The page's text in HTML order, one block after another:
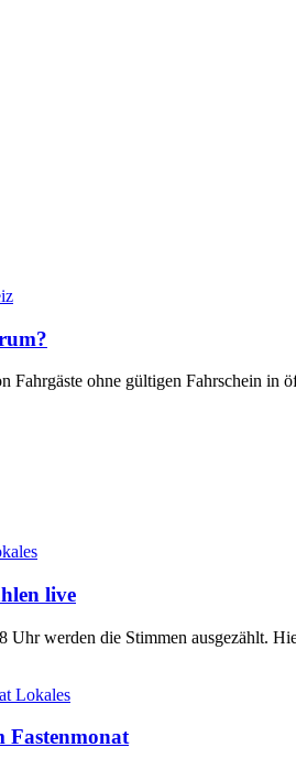
Fahrgäste ohne gültigen Fahrschein
live
Uhr werden die Stimmen ausgezählt.
Lokales
Fastenmonat